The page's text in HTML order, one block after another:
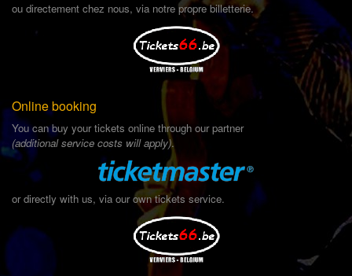
ou directement chez nous, via notre propre billetterie.
Online booking
You can buy your tickets online through our partner
(additional service costs will apply).
or directly with us, via our own tickets service.